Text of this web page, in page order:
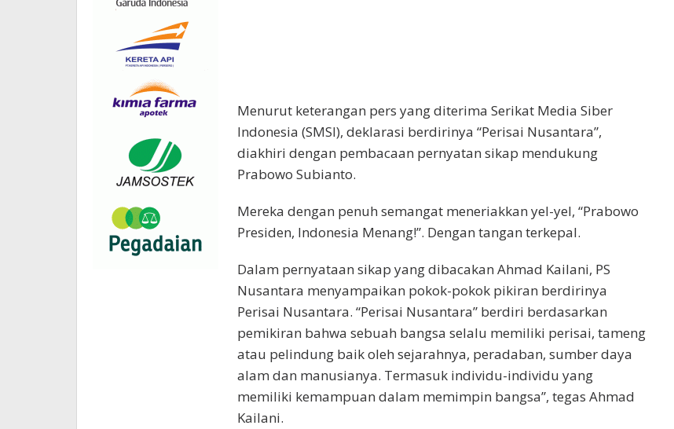
Menurut keterangan pers yang diterima Serikat Media Siber
Indonesia (SMSI), deklarasi berdirinya “Perisai Nusantara”,
diakhiri dengan pembacaan pernyatan sikap mendukung
Prabowo Subianto.
Mereka dengan penuh semangat meneriakkan yel-yel, “Prabowo
Presiden, Indonesia Menang!”. Dengan tangan terkepal.
Dalam pernyataan sikap yang dibacakan Ahmad Kailani, PS
Nusantara menyampaikan pokok-pokok pikiran berdirinya
Perisai Nusantara. “Perisai Nusantara” berdiri berdasarkan
pemikiran bahwa sebuah bangsa selalu memiliki perisai, tameng
atau pelindung baik oleh sejarahnya, peradaban, sumber daya
alam dan manusianya. Termasuk individu-individu yang
memiliki kemampuan dalam memimpin bangsa”, tegas Ahmad
Kailani.